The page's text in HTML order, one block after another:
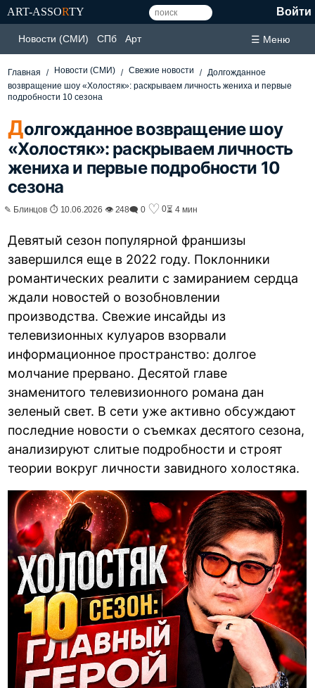
ART-ASSORTY Войти
Новости (СМИ) СПб Арт ☰ Меню
Главная Новости (СМИ) Свежие новости
Долгожданное
возвращение шоу «Холостяк»: раскрываем личность жениха и первые
подробности 10 сезона
Долгожданное возвращение шоу
«Холостяк»: раскрываем личность
жениха и первые подробности 10
сезона
✎ Блинцов ⏱ 10.06.2026 👁 248🗨 0 ♡ 0⏳ 4 мин
Девятый сезон популярной франшизы
завершился еще в 2022 году. Поклонники
романтических реалити с замиранием сердца
ждали новостей о возобновлении
производства. Свежие инсайды из
телевизионных кулуаров взорвали
информационное пространство: долгое
молчание прервано. Десятой главе
знаменитого телевизионного романа дан
зеленый свет. В сети уже активно обсуждают
последние новости о съемках десятого сезона,
анализируют слитые подробности и строят
теории вокруг личности завидного холостяка.